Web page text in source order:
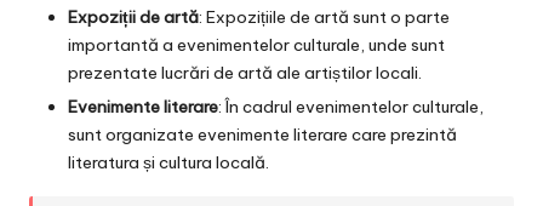
Expoziții de artă: Expozițiile de artă sunt o parte
importantă a evenimentelor culturale, unde sunt
prezentate lucrări de artă ale artiștilor locali.
Evenimente literare: În cadrul evenimentelor culturale,
sunt organizate evenimente literare care prezintă
literatura și cultura locală.